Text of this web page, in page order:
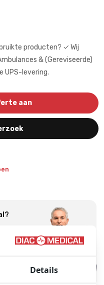
producten? ✓ Wij
& (Gereviseerde)
UPS-levering.
aan
Details